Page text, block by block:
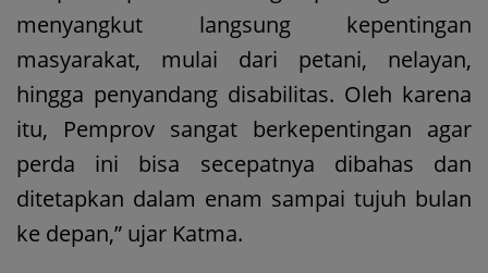
menyangkut langsung kepentingan
masyarakat, mulai dari petani, nelayan,
hingga penyandang disabilitas. Oleh karena
itu, Pemprov sangat berkepentingan agar
perda ini bisa secepatnya dibahas dan
ditetapkan dalam enam sampai tujuh bulan
ke depan,” ujar Katma.